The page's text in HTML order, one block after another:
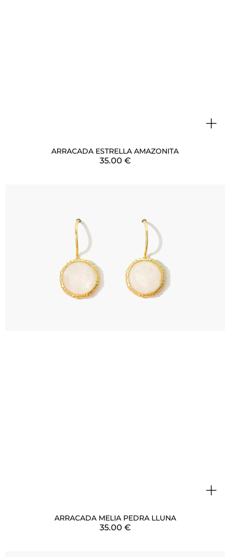
+
ARRACADA ESTRELLA AMAZONITA
35.00 €
+
ARRACADA MELIA PEDRA LLUNA
35.00 €